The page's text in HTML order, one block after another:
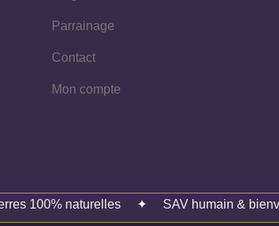
Parrainage
Contact
Mon compte
100% naturelles ✦ SAV humain &